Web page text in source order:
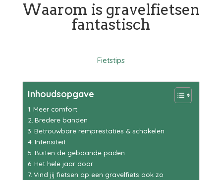
Waarom is gravelfietsen
fantastisch
Fietstips
Inhoudsopgave
Meer comfort
Bredere banden
Betrouwbare remprestaties & schakelen
Intensiteit
Buiten de gebaande paden
Het hele jaar door
Vind jij fietsen op een gravelfiets ook zo